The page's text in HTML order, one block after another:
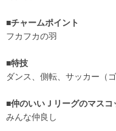
■チャームポイント
フカフカの羽
■特技
ダンス、側転、サッカー（
■仲のいいＪリーグのマスコ
みんな仲良し